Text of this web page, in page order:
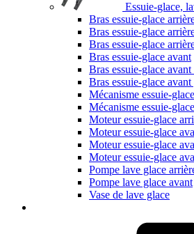
Essuie-glace,
Bras essuie-glace
Bras essuie-glace
Bras essuie-glace
Bras essuie-glace avant
Bras essuie-glace
Bras essuie-glace avant
Mécanisme essuie-
Mécanisme essuie-
Moteur essuie-glace
Moteur essuie-glace
Moteur essuie-glace
Moteur essuie-glace
Pompe lave glace
Pompe lave glace avant
Vase de lave glace